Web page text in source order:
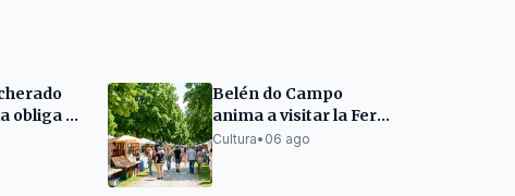
obliga a
Belén do Campo
anima a visitar la Feria
del Libro de A Coruña
Cultura• 06 ago